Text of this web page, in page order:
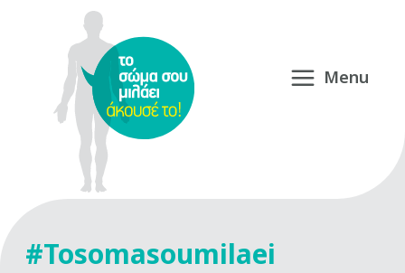
#Tosomasoumilaei